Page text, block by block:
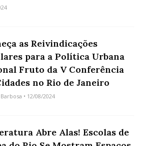
as Reivindicações
para a Política Urbana
Fruto da V Conferência
no Rio de Janeiro
• 12/08/2024
Abre Alas! Escolas de